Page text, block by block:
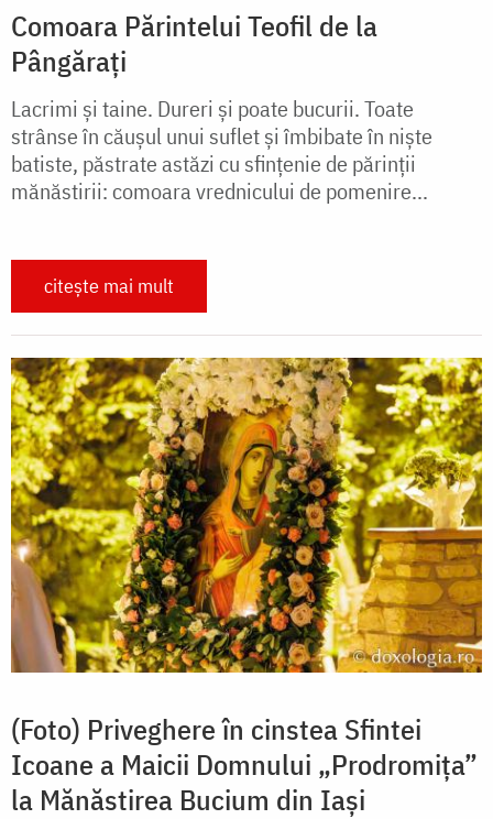
Comoara Părintelui Teofil de la
Pângărați
Lacrimi şi taine. Dureri şi poate bucurii. Toate
strânse în căuşul unui suflet şi îmbibate în nişte
batiste, păstrate astăzi cu sfinţenie de părinţii
mănăstirii: comoara vrednicului de pomenire...
citește mai mult
(Foto) Priveghere în cinstea Sfintei
Icoane a Maicii Domnului „Prodromița”
la Mănăstirea Bucium din Iași